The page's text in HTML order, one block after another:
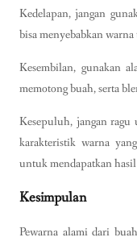
Kedelapan, jangan
bisa menyebabkan
Kesembilan, gunakan
memotong buah, serta
Kesepuluh, jangan
karakteristik warna
untuk mendapatkan
Kesimpulan
Pewarna alami dari